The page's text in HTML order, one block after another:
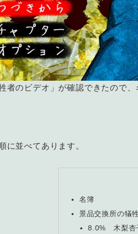
者のビデオ」が確認できたので
に並べてあります。
名簿
景品交換所の犠
8.0% 木梨